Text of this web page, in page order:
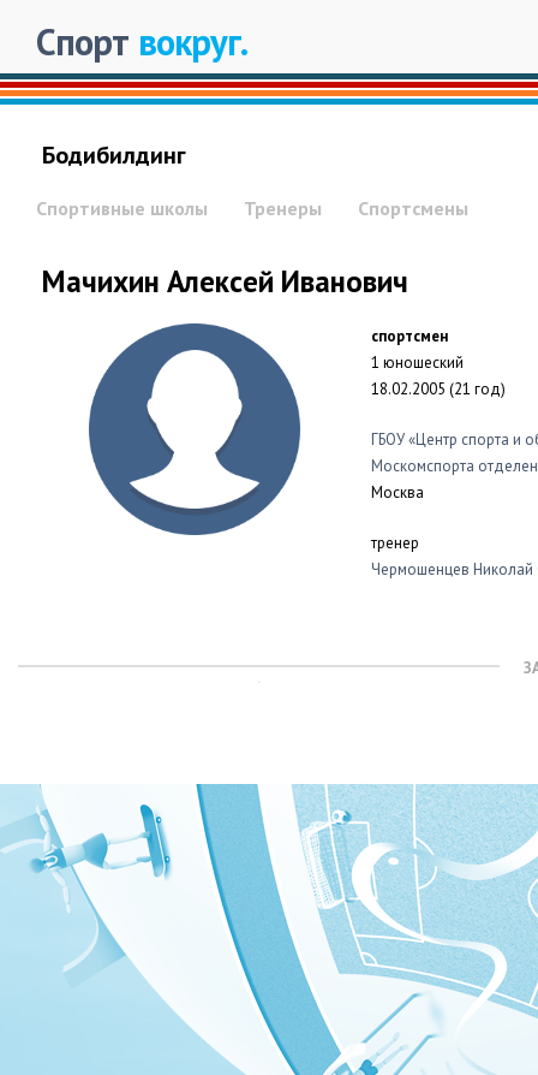
Спорт вокруг.
Бодибилдинг
Спортивные школы Тренеры Спортсмены
Мачихин Алексей Иванович
спортсмен
1 юношеский
18.02.2005 (21 год)
ГБОУ «Центр спорта и
Москомспорта
Москва
тренер
Чермошенцев Николай